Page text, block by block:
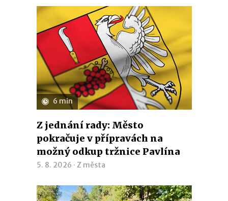
6 min
Z jednání rady: Město
pokračuje v přípravách na
možný odkup tržnice Pavlína
5. 8. 2026 · Z města